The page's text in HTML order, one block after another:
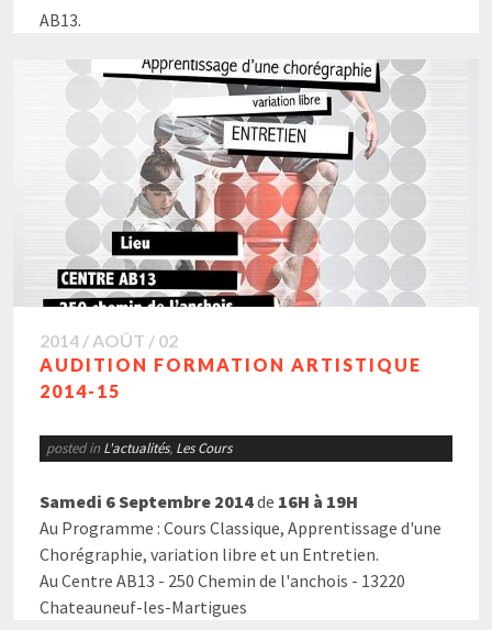
AB13.
2014 / AOÛT / 02
AUDITION FORMATION ARTISTIQUE
2014-15
posted in L'actualités, Les Cours
Samedi 6 Septembre 2014de 16H à 19H
Au Programme : Cours Classique, Apprentissage d'une
Chorégraphie, variation libre et un Entretien.
Au Centre AB13 - 250 Chemin de l'anchois - 13220
Chateauneuf-les-Martigues